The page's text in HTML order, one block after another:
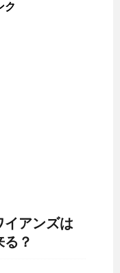
ク
イアンズは
？